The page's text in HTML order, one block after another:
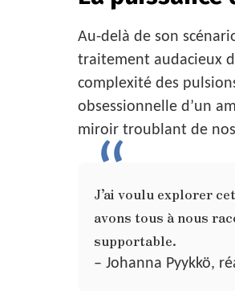
Au-delà de son
traitement audacieux
complexité des
obsessionnelle d’un
miroir troublant de
J’ai voulu explorer
avons tous à nous
supportable.
– Johanna Pyykkö,